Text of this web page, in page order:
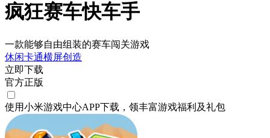
疯狂赛车快车手
一款能够自由组装的赛车闯关游戏
休闲卡通横屏创造
立即下载
官方正版
使用小米游戏中心APP下载 ，领丰富游戏福利 及礼包